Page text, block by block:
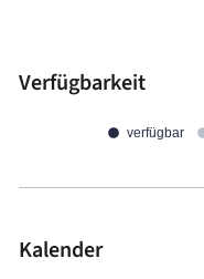
Verfügbarkeit
verfügbar
Kalender